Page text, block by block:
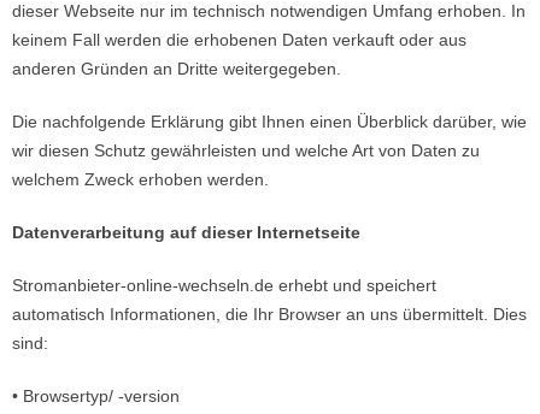
dieser Webseite nur im technisch notwendigen Umfang erhoben. In
keinem Fall werden die erhobenen Daten verkauft oder aus
anderen Gründen an Dritte weitergegeben.
Die nachfolgende Erklärung gibt Ihnen einen Überblick darüber, wie
wir diesen Schutz gewährleisten und welche Art von Daten zu
welchem Zweck erhoben werden.
Datenverarbeitung auf dieser Internetseite
Stromanbieter-online-wechseln.de erhebt und speichert
automatisch Informationen, die Ihr Browser an uns übermittelt. Dies
sind:
• Browsertyp/ -version